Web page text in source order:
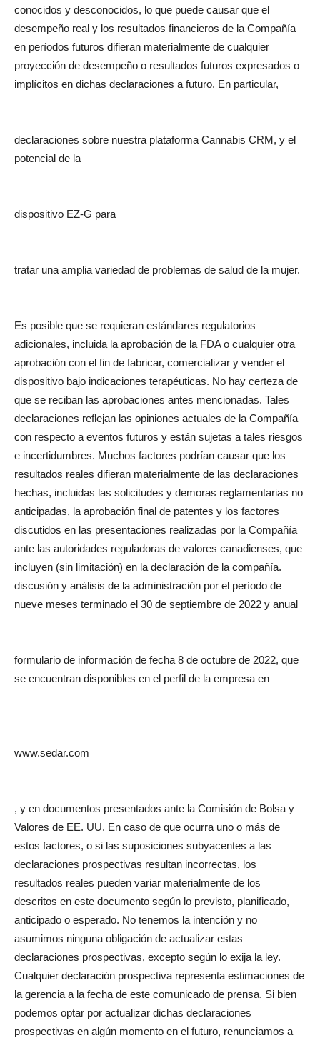
conocidos y desconocidos, lo que puede causar que el
desempeño real y los resultados financieros de la Compañía
en períodos futuros difieran materialmente de cualquier
proyección de desempeño o resultados futuros expresados ​​o
implícitos en dichas declaraciones a futuro. En particular,
declaraciones sobre nuestra plataforma Cannabis CRM, y el
potencial de la
dispositivo EZ-G para
tratar una amplia variedad de problemas de salud de la mujer.
Es posible que se requieran estándares regulatorios
adicionales, incluida la aprobación de la FDA o cualquier otra
aprobación con el fin de fabricar, comercializar y vender el
dispositivo bajo indicaciones terapéuticas. No hay certeza de
que se reciban las aprobaciones antes mencionadas. Tales
declaraciones reflejan las opiniones actuales de la Compañía
con respecto a eventos futuros y están sujetas a tales riesgos
e incertidumbres. Muchos factores podrían causar que los
resultados reales difieran materialmente de las declaraciones
hechas, incluidas las solicitudes y demoras reglamentarias no
anticipadas, la aprobación final de patentes y los factores
discutidos en las presentaciones realizadas por la Compañía
ante las autoridades reguladoras de valores canadienses, que
incluyen (sin limitación) en la declaración de la compañía.
discusión y análisis de la administración por el período de
nueve meses terminado el 30 de septiembre de 2022 y anual
formulario de información de fecha 8 de octubre de 2022, que
se encuentran disponibles en el perfil de la empresa en
www.sedar.com
, y en documentos presentados ante la Comisión de Bolsa y
Valores de EE. UU. En caso de que ocurra uno o más de
estos factores, o si las suposiciones subyacentes a las
declaraciones prospectivas resultan incorrectas, los
resultados reales pueden variar materialmente de los
descritos en este documento según lo previsto, planificado,
anticipado o esperado. No tenemos la intención y no
asumimos ninguna obligación de actualizar estas
declaraciones prospectivas, excepto según lo exija la ley.
Cualquier declaración prospectiva representa estimaciones de
la gerencia a la fecha de este comunicado de prensa. Si bien
podemos optar por actualizar dichas declaraciones
prospectivas en algún momento en el futuro, renunciamos a